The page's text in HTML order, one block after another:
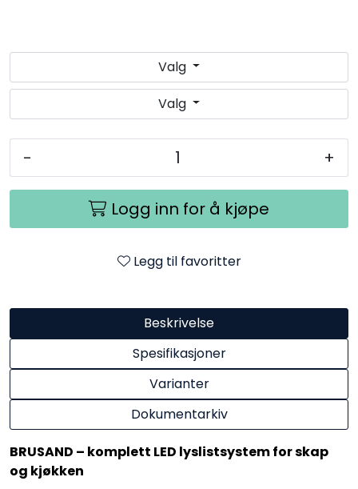
Valg
Valg
- +
Logg inn for å kjøpe
Legg til favoritter
Beskrivelse
Spesifikasjoner
Varianter
Dokumentarkiv
BRUSAND – komplett LED lyslistsystem for skap
og kjøkken